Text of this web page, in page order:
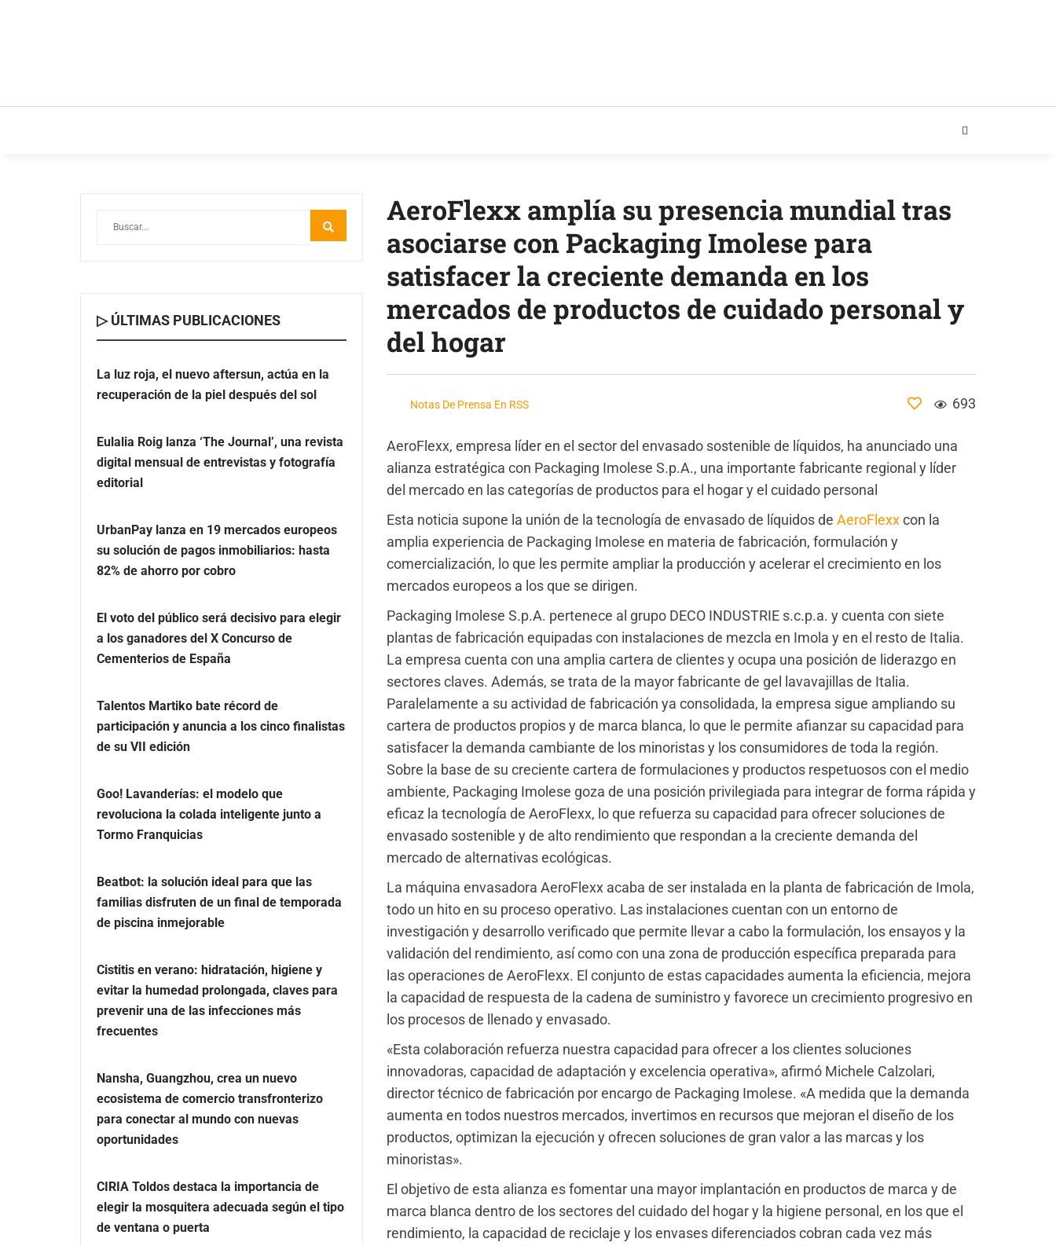
AeroFlexx amplía su presencia mundial tras
asociarse con Packaging Imolese para
satisfacer la creciente demanda en los
mercados de productos de cuidado personal y
del hogar
Notas De Prensa En RSS 693
AeroFlexx, empresa líder en el sector del envasado sostenible de líquidos, ha anunciado una
alianza estratégica con Packaging Imolese S.p.A., una importante fabricante regional y líder
del mercado en las categorías de productos para el hogar y el cuidado personal
Esta noticia supone la unión de la tecnología de envasado de líquidos de AeroFlexxcon la
amplia experiencia de Packaging Imolese en materia de fabricación, formulación y
comercialización, lo que les permite ampliar la producción y acelerar el crecimiento en los
mercados europeos a los que se dirigen.
Packaging Imolese S.p.A. pertenece al grupo DECO INDUSTRIE s.c.p.a. y cuenta con siete
plantas de fabricación equipadas con instalaciones de mezcla en Imola y en el resto de Italia.
La empresa cuenta con una amplia cartera de clientes y ocupa una posición de liderazgo en
sectores claves. Además, se trata de la mayor fabricante de gel lavavajillas de Italia.
Paralelamente a su actividad de fabricación ya consolidada, la empresa sigue ampliando su
cartera de productos propios y de marca blanca, lo que le permite afianzar su capacidad para
satisfacer la demanda cambiante de los minoristas y los consumidores de toda la región.
Sobre la base de su creciente cartera de formulaciones y productos respetuosos con el medio
ambiente, Packaging Imolese goza de una posición privilegiada para integrar de forma rápida y
eficaz la tecnología de AeroFlexx, lo que refuerza su capacidad para ofrecer soluciones de
envasado sostenible y de alto rendimiento que respondan a la creciente demanda del
mercado de alternativas ecológicas.
La máquina envasadora AeroFlexx acaba de ser instalada en la planta de fabricación de Imola,
todo un hito en su proceso operativo. Las instalaciones cuentan con un entorno de
investigación y desarrollo verificado que permite llevar a cabo la formulación, los ensayos y la
validación del rendimiento, así como con una zona de producción específica preparada para
las operaciones de AeroFlexx. El conjunto de estas capacidades aumenta la eficiencia, mejora
la capacidad de respuesta de la cadena de suministro y favorece un crecimiento progresivo en
los procesos de llenado y envasado.
«Esta colaboración refuerza nuestra capacidad para ofrecer a los clientes soluciones
innovadoras, capacidad de adaptación y excelencia operativa», afirmó Michele Calzolari,
director técnico de fabricación por encargo de Packaging Imolese. «A medida que la demanda
aumenta en todos nuestros mercados, invertimos en recursos que mejoran el diseño de los
productos, optimizan la ejecución y ofrecen soluciones de gran valor a las marcas y los
minoristas».
El objetivo de esta alianza es fomentar una mayor implantación en productos de marca y de
marca blanca dentro de los sectores del cuidado del hogar y la higiene personal, en los que el
rendimiento, la capacidad de reciclaje y los envases diferenciados cobran cada vez más
▷ ÚLTIMAS PUBLICACIONES
La luz roja, el nuevo aftersun, actúa en la
recuperación de la piel después del sol
Eulalia Roig lanza ‘The Journal’, una revista
digital mensual de entrevistas y fotografía
editorial
UrbanPay lanza en 19 mercados europeos
su solución de pagos inmobiliarios: hasta
82% de ahorro por cobro
El voto del público será decisivo para elegir
a los ganadores del X Concurso de
Cementerios de España
Talentos Martiko bate récord de
participación y anuncia a los cinco finalistas
de su VII edición
Goo! Lavanderías: el modelo que
revoluciona la colada inteligente junto a
Tormo Franquicias
Beatbot: la solución ideal para que las
familias disfruten de un final de temporada
de piscina inmejorable
Cistitis en verano: hidratación, higiene y
evitar la humedad prolongada, claves para
prevenir una de las infecciones más
frecuentes
Nansha, Guangzhou, crea un nuevo
ecosistema de comercio transfronterizo
para conectar al mundo con nuevas
oportunidades
CIRIA Toldos destaca la importancia de
elegir la mosquitera adecuada según el tipo
de ventana o puerta